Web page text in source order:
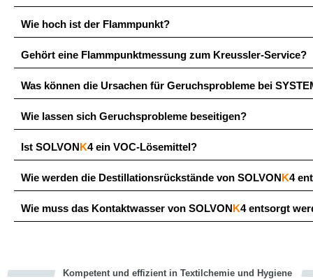
Wie hoch ist der Flammpunkt?
Gehört eine Flammpunktmessung zum Kreussler-Service?
Was können die Ursachen für Geruchsprobleme bei
Wie lassen sich Geruchsprobleme beseitigen?
Ist SOLVONK4 ein VOC-Lösemittel?
Wie werden die Destillationsrückstände von SOLVONK4
Wie muss das Kontaktwasser von SOLVONK4 entsorgt
Kompetent und effizient in Textilchemie und Hygiene